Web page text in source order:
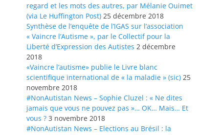
regard et les mots des autres, par Mélanie Ouimet
(via Le Huffington Post) 25 décembre 2018
Synthèse de l’enquête de l’IGAS sur l’association
« Vaincre l’Autisme », par le Collectif pour la
Liberté d’Expression des Autistes 2 décembre
2018
«Vaincre l’autisme» publie le Livre blanc
scientifique international de « la maladie » (sic) 25
novembre 2018
#NonAutistan News – Sophie Cluzel : « Ne dites
jamais que vous ne pouvez pas »… OK… Mais… Et
vous ? 3 novembre 2018
#NonAutistan News – Elections au Brésil : la